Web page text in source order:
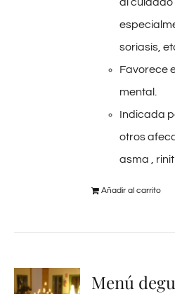
soriasis,
Favorece
mental.
Indicada
otros
asma ,
Añadir al carrito
Menú